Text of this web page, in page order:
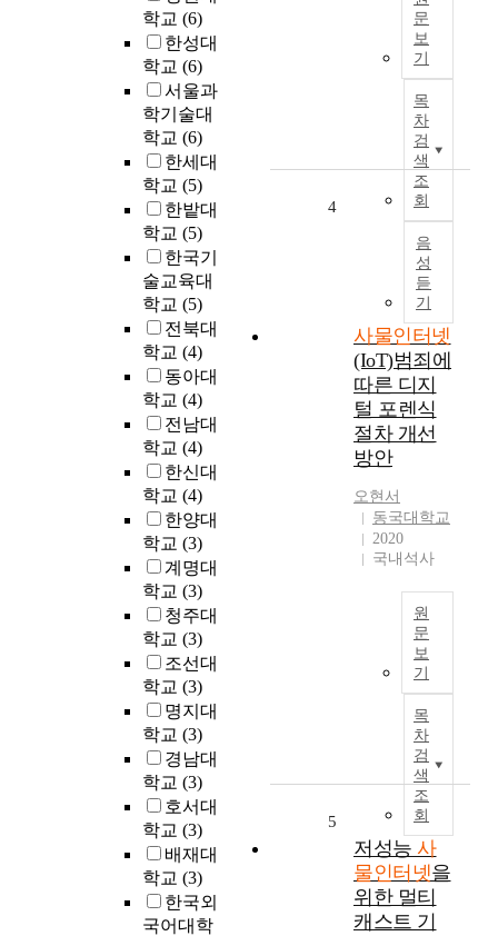
학교 (6)
한성대
학교 (6)
서울과
학기술대
학교 (6)
한세대
학교 (5)
한밭대
학교 (5)
한국기
술교육대
학교 (5)
전북대
학교 (4)
동아대
학교 (4)
전남대
학교 (4)
한신대
학교 (4)
한양대
학교 (3)
계명대
학교 (3)
청주대
학교 (3)
조선대
학교 (3)
명지대
학교 (3)
경남대
학교 (3)
호서대
학교 (3)
배재대
학교 (3)
한국외
국어대학
들
물
문
보
기
목
차
검
색
조
회
음
성
듣
기
인
4
사물인터넷
(IoT)범죄에
따른 디지
털 포렌식
절차 개선
방안
오현서
동국대학교
2020
국내석사
원
문
보
기
목
차
검
색
조
회
5
저성능 사
물인터넷을
위한 멀티
캐스트 기